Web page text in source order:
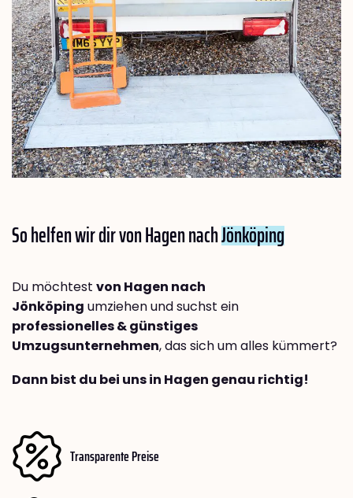
So helfen wir dir von Hagen nachJönköping
Du möchtest von Hagen nach
Jönköping umziehen und suchst ein
professionelles & günstiges
Umzugsunternehmen, das sich um alles kümmert?
Dann bist du bei uns in Hagen genau richtig!
Transparente Preise